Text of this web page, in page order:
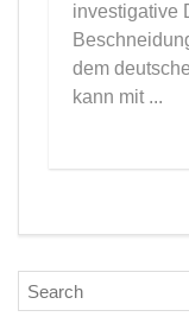
investigative
dem
kann mit ...